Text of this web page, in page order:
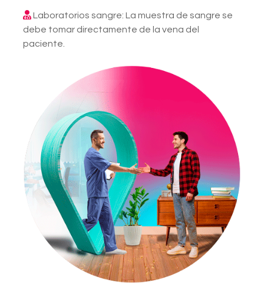
Laboratorios sangre: La muestra de sangre se
debe tomar directamente de la vena del
paciente.